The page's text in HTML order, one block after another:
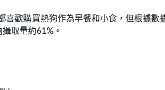
喜歡購買熱狗作為早餐和小食，但根據
取量約61%。